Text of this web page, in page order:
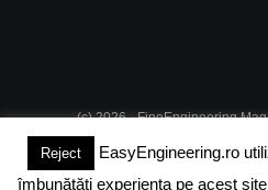
(c) 2026 - FineEngineering
DESPRE NOI ABONAMENT
Reject
EasyEngineering.ro
îmbunătăți experiența pe acest